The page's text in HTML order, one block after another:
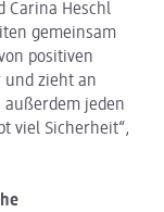
Carina Heschl
gemeinsam
positiven
und zieht an
jeden
viel Sicherheit“,